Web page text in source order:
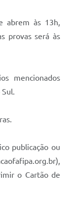
abrem às 13h,
provas será às
mencionados
publicação ou
o Cartão de